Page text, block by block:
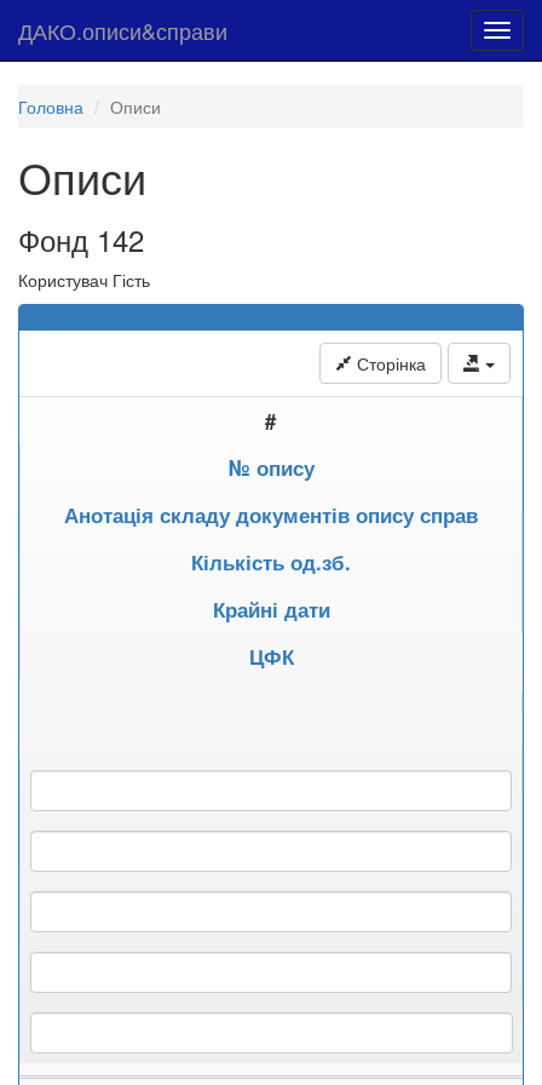
ДАКО.описи&справи
Головна Описи
Описи
Фонд 142
Користувач Гість
Сторінка
#
№ опису
Анотація складу документів опису справ
Кількість од.зб.
Крайні дати
ЦФК